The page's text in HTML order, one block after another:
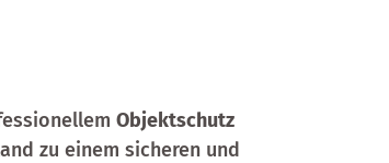
Objektschutz
zu einem sicheren und